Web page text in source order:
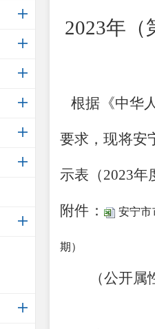
2023年 （
根据《中华
要求，现将安
示表（2023年
附件： 安宁市
期）
（公开